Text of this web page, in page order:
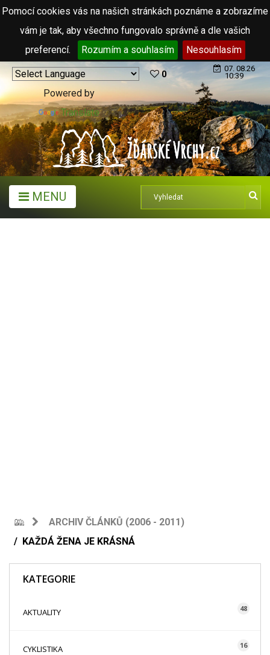
Pomocí cookies vás na našich stránkách poznáme a zobrazíme
vám je tak, aby všechno fungovalo správně a dle vašich
preferencí.
Rozumím a souhlasím Nesouhlasím
Powered by
Translate
0
07. 08.26
10:39
MENU
ARCHIV ČLÁNKŮ (2006 - 2011)
KAŽDÁ ŽENA JE KRÁSNÁ
KATEGORIE
AKTUALITY 48
CYKLISTIKA 16